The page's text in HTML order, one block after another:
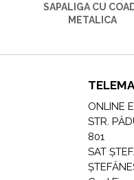
SAPALIGA CU
METALICA
ONLINE
STR.
801
SAT